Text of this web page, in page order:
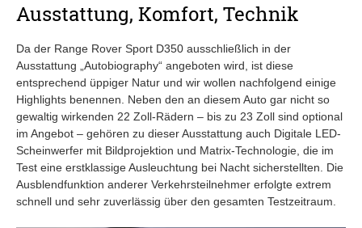
Ausstattung, Komfort, Technik
Da der Range Rover Sport D350 ausschließlich in der
Ausstattung „Autobiography“ angeboten wird, ist diese
entsprechend üppiger Natur und wir wollen nachfolgend einige
Highlights benennen. Neben den an diesem Auto gar nicht so
gewaltig wirkenden 22 Zoll-Rädern – bis zu 23 Zoll sind optional
im Angebot – gehören zu dieser Ausstattung auch Digitale LED-
Scheinwerfer mit Bildprojektion und Matrix-Technologie, die im
Test eine erstklassige Ausleuchtung bei Nacht sicherstellten. Die
Ausblendfunktion anderer Verkehrsteilnehmer erfolgte extrem
schnell und sehr zuverlässig über den gesamten Testzeitraum.